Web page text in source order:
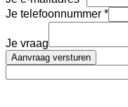
Je telefoonnummer
Je vraag
Aanvraag versturen